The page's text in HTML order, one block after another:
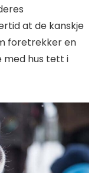
at de kanskje
foretrekker en
med hus tett i